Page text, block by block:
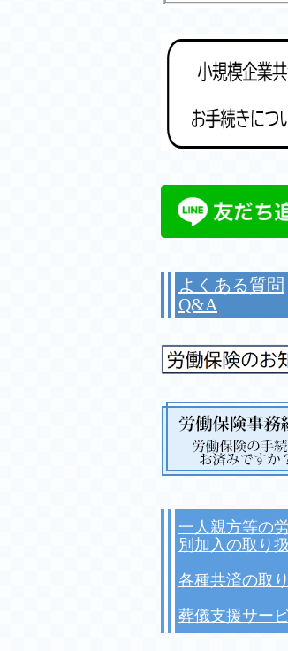
よくある質問
Q&A
一人親方等の
別加入の取り
各種共済の取
葬儀支援サー